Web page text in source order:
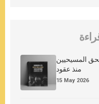
المسيحيين
منذ عقود
15 May 2026